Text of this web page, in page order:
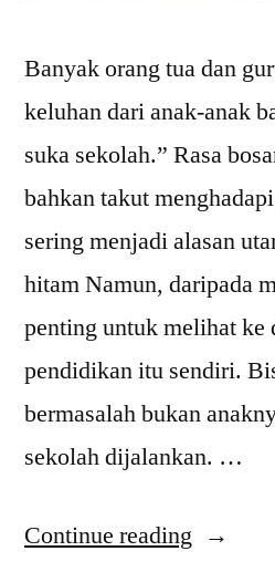
Banyak orang tua dan
keluhan dari anak-anak
suka sekolah.” Rasa
bahkan takut
sering menjadi alasan
hitam Namun, daripada
penting untuk melihat ke
pendidikan itu sendiri.
bermasalah bukan
sekolah dijalankan. …
Continue reading “Anak